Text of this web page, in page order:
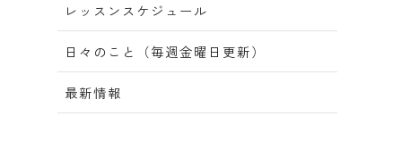
レッスンスケジュール
日々のこと（毎週金曜日更新）
最新情報